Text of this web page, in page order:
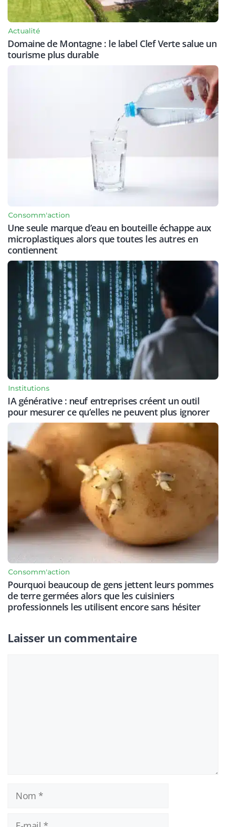
Actualité
Domaine de Montagne : le label Clef Verte salue un
tourisme plus durable
Consomm'action
Une seule marque d’eau en bouteille échappe aux
microplastiques alors que toutes les autres en
contiennent
Institutions
IA générative : neuf entreprises créent un outil
pour mesurer ce qu’elles ne peuvent plus ignorer
Consomm'action
Pourquoi beaucoup de gens jettent leurs pommes
de terre germées alors que les cuisiniers
professionnels les utilisent encore sans hésiter
Laisser un commentaire
Nom